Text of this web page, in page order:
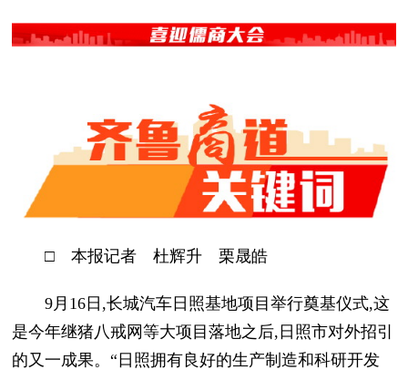
□ 本报记者 杜辉升 栗晟皓
9月16日,长城汽车日照基地项目举行奠基仪式,这
是今年继猪八戒网等大项目落地之后,日照市对外招引
的又一成果。“日照拥有良好的生产制造和科研开发